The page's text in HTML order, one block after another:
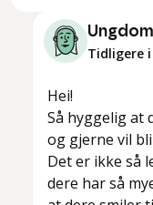
Tidligere
Hei!
Så hyggelig at
og gjerne vil
Det er ikke så
dere har så